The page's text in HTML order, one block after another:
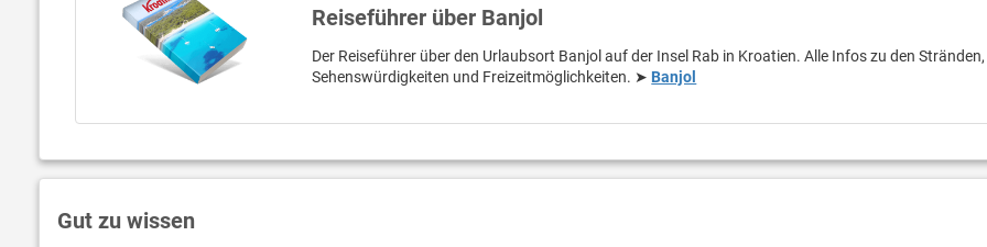
Reiseführer über Banjol
Der Reiseführer über den Urlaubsort Banjol auf der Insel Rab in Kroatien. Alle Infos zu den Stränden,
Sehenswürdigkeiten und Freizeitmöglichkeiten. ➤ Banjol
Gut zu wissen